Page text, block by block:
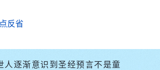
弟兄姊妹也都知道我半斤八两，交
：“我不行，我不是那块料，还是培
反省
人逐渐意识到圣经预言不是童